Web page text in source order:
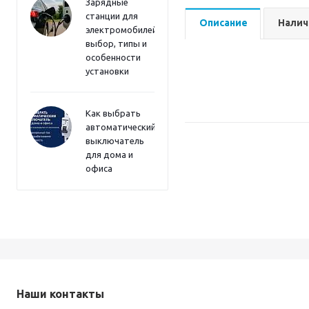
Зарядные
станции для
электромобилей:
выбор, типы и
особенности
установки
Как выбрать
автоматический
выключатель
для дома и
офиса
Описание
Наши контакты